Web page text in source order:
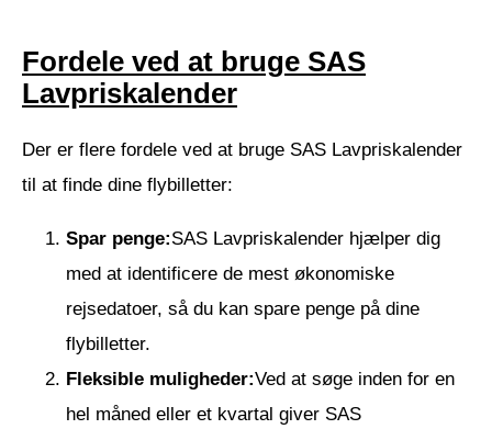
Fordele ved at bruge SAS
Lavpriskalender
Der er flere fordele ved at bruge SAS Lavpriskalender
til at finde dine flybilletter:
Spar penge:SAS Lavpriskalender hjælper dig
med at identificere de mest økonomiske
rejsedatoer, så du kan spare penge på dine
flybilletter.
Fleksible muligheder:Ved at søge inden for en
hel måned eller et kvartal giver SAS